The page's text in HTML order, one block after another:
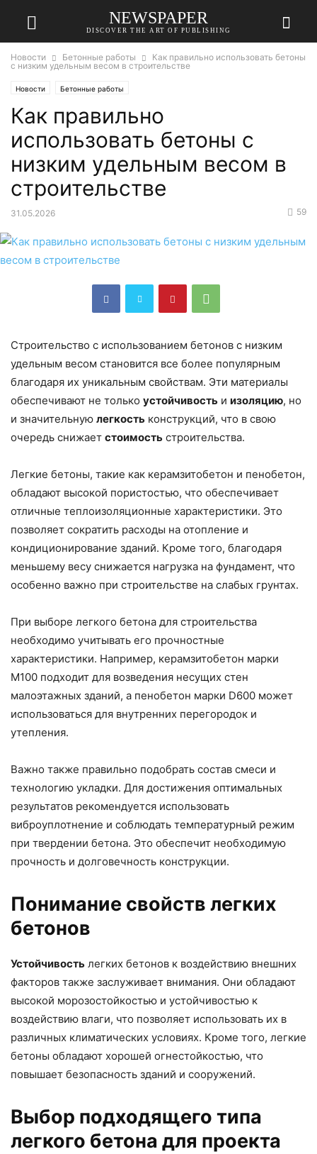
NEWSPAPER
DISCOVER THE ART OF PUBLISHING
Новости Бетонные работы
Как правильно использовать бетоны
с низким удельным весом в строительстве
Новости Бетонные работы
Как правильно
использовать бетоны с
низким удельным весом в
строительстве
31.05.2026 59
Строительство с использованием бетонов с низким
удельным весом становится все более популярным
благодаря их уникальным свойствам. Эти материалы
обеспечивают не только устойчивость и изоляцию, но
и значительную легкость конструкций, что в свою
очередь снижает стоимость строительства.
Легкие бетоны, такие как керамзитобетон и пенобетон,
обладают высокой пористостью, что обеспечивает
отличные теплоизоляционные характеристики. Это
позволяет сократить расходы на отопление и
кондиционирование зданий. Кроме того, благодаря
меньшему весу снижается нагрузка на фундамент, что
особенно важно при строительстве на слабых грунтах.
При выборе легкого бетона для строительства
необходимо учитывать его прочностные
характеристики. Например, керамзитобетон марки
М100 подходит для возведения несущих стен
малоэтажных зданий, а пенобетон марки D600 может
использоваться для внутренних перегородок и
утепления.
Важно также правильно подобрать состав смеси и
технологию укладки. Для достижения оптимальных
результатов рекомендуется использовать
виброуплотнение и соблюдать температурный режим
при твердении бетона. Это обеспечит необходимую
прочность и долговечность конструкции.
Понимание свойств легких
бетонов
Устойчивость легких бетонов к воздействию внешних
факторов также заслуживает внимания. Они обладают
высокой морозостойкостью и устойчивостью к
воздействию влаги, что позволяет использовать их в
различных климатических условиях. Кроме того, легкие
бетоны обладают хорошей огнестойкостью, что
повышает безопасность зданий и сооружений.
Выбор подходящего типа
легкого бетона для проекта